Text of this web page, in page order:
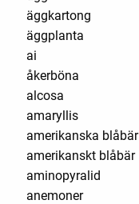
äggkartong
äggplanta
ai
åkerböna
alcosa
amaryllis
amerikanska blåbär
amerikanskt blåbär
aminopyralid
anemoner